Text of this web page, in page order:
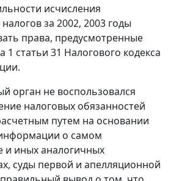
исчисления
за 2002, 2003 годы
права, предусмотренные
1 статьи 31 Налогового кодекса
орган не воспользовался
налоговых обязанностей
путем на основании
о самом
и иных аналогичных
суды первой и апелляционной